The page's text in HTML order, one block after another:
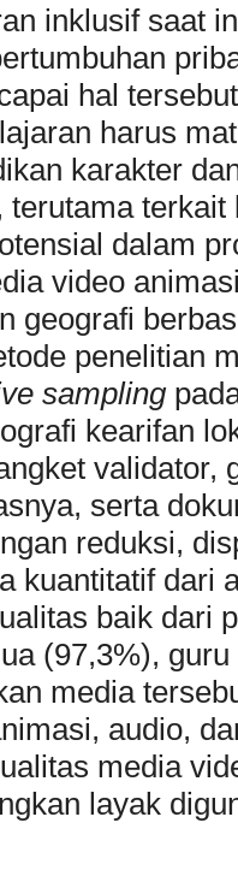
inklusif saat
hal
harus
karakter
dalam
video
geografi
penelitian
sampling
kearifan
validator,
serta
reduksi,
kuantitatif dari
baik dari
(97,3%),
media
audio,
media
layak